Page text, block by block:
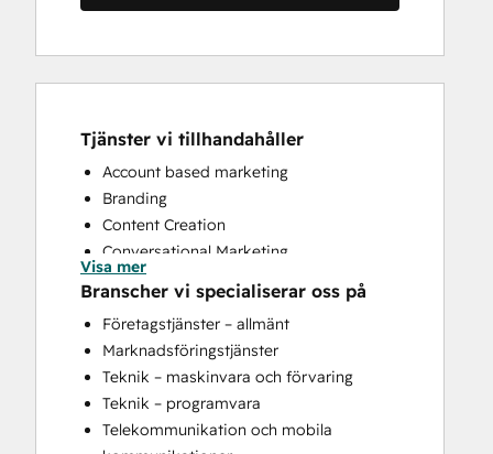
Tjänster vi tillhandahåller
Account based marketing
Branding
Content Creation
Conversational Marketing
Custom API Integrations
Customer Marketing
Customer Success Training
Customer Support Training
Email Marketing
Full Inbound Marketing Services
HubSpot Onboarding
Visa mer
Branscher vi specialiserar oss på
Företagstjänster – allmänt
Marknadsföringstjänster
Teknik – maskinvara och förvaring
Teknik – programvara
Telekommunikation och mobila